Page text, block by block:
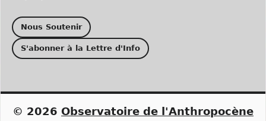
Nous Soutenir
S'abonner à la Lettre d'Info
© 2026 Observatoire de l'Anthropocène